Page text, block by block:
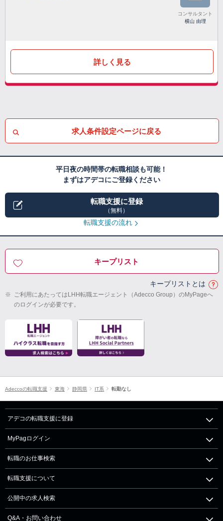
コンサルタント
横山 由理
詳しく見る
求人条件設定ページに戻る
平日夜の時間帯の転職相談も可能！
まずはアデコにご登録ください
転職支援に登録
（無料）
転職支援の流れ
キープリスト
キープリストとは
※ ご利用にあたってはLHH転職エージェント（Adecco Group）のMyPageへ
のログインが必要です。
Adeccoの転職支援 東海 静岡県 IT系 転勤なし
アデコの転職支援に登録
MyPagログイン
転職のお仕事検索
転職支援について
公開中の求人検索
Q&A・お問い合わせ